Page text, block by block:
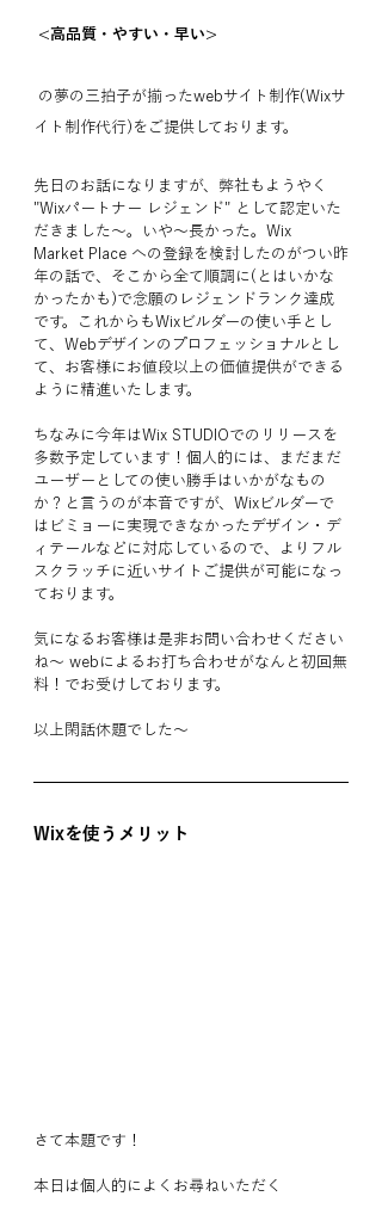
<高品質・やすい・早い>
の夢の三拍子が揃ったwebサイト制作(Wixサ
イト制作代行)をご提供しております。
先日のお話になりますが、弊社もようやく
"Wixパートナー レジェンド" として認定いた
だきました〜。いや〜長かった。Wix
Market Place への登録を検討したのがつい昨
年の話で、そこから全て順調に(とはいかな
かったかも)で念願のレジェンドランク達成
です。これからもWixビルダーの使い手とし
て、Webデザインのプロフェッショナルとし
て、お客様にお値段以上の価値提供ができる
ように精進いたします。
ちなみに今年はWix STUDIOでのリリースを
多数予定しています！個人的には、まだまだ
ユーザーとしての使い勝手はいかがなもの
か？と言うのが本音ですが、Wixビルダーで
はビミョーに実現できなかったデザイン・デ
ィテールなどに対応しているので、よりフル
スクラッチに近いサイトご提供が可能になっ
ております。
気になるお客様は是非お問い合わせください
ね〜 webによるお打ち合わせがなんと初回無
料！でお受けしております。
以上閑話休題でした〜
Wixを使うメリット
さて本題です！
本日は個人的によくお尋ねいただく